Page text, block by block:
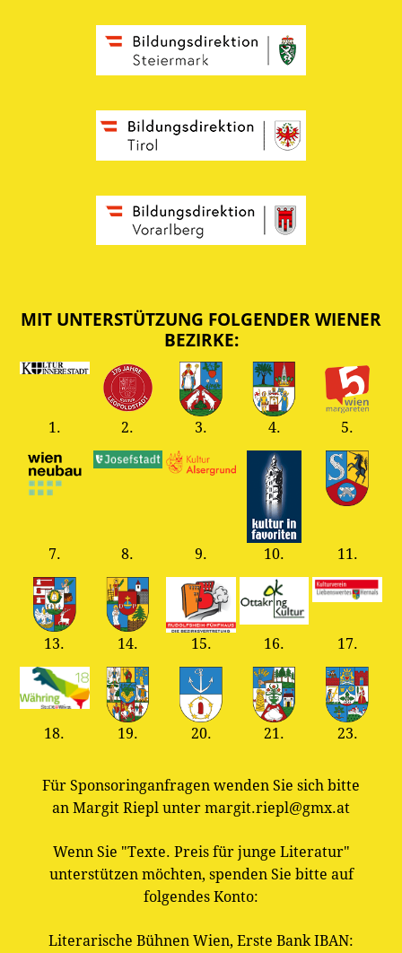
MIT UNTERSTÜTZUNG FOLGENDER WIENER
BEZIRKE:
1. 2. 3. 4. 5.
7. 8. 9. 10. 11.
13. 14. 15. 16. 17.
18. 19. 20. 21. 23.
Für Sponsoringanfragen wenden Sie sich bitte
an Margit Riepl unter margit.riepl@gmx.at
Wenn Sie "Texte. Preis für junge Literatur"
unterstützen möchten, spenden Sie bitte auf
folgendes Konto:
Literarische Bühnen Wien, Erste Bank IBAN: